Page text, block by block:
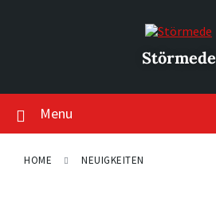
Störmede
Menu
HOME NEUIGKEITEN